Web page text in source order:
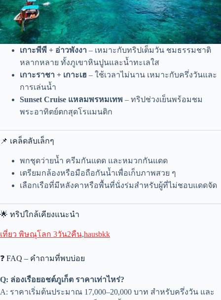
เกาะพีพี + อ่าวพังงา – เหมาะกับทริปเต็มวัน ชมธรรมชาติ
หลากหลาย ทั้งภูเขาหินปูนและน้ำทะเลใส
เกาะราชา + เกาะเฮ – ใช้เวลาไม่นาน เหมาะกับครึ่งวันและ
การเล่นน้ำ
Sunset Cruise แหลมพรหมเทพ – ทริปช่วงเย็นพร้อมชม
พระอาทิตย์ตกสุดโรแมนติก
📌 เคล็ดลับเล็กๆ
พกชุดว่ายน้ำ ครีมกันแดด และหมวกกันแดด
เตรียมกล้องหรือมือถือกันน้ำเพื่อเก็บภาพสวย ๆ
เลือกเรือที่มีหลังคาหรือพื้นที่นั่งร่มสำหรับผู้ที่ไม่ชอบแดดจัด
🌟 ทริปใกล้เคียงแนะนำ
เที่ยว พิษณุโลก 3วัน2คืน,hausbkk
❓ FAQ – คำถามที่พบบ่อย
Q: ล่องเรือยอชต์ภูเก็ต ราคาเท่าไหร่?
A: ราคาเริ่มต้นประมาณ 17,000–20,000 บาท สำหรับครึ่งวัน และ